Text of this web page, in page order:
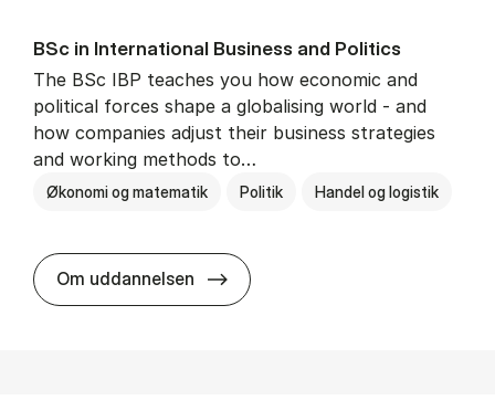
BSc in In­ter­na­tion­al Busi­ness and Polit­ics
The BSc IBP teaches you how economic and
political forces shape a globalising world - and
how companies adjust their business strategies
and working methods to…
Økonomi og matematik Politik Handel og logistik
Om uddannelsen BSc in In­ter­na­tion­al Busi­ness